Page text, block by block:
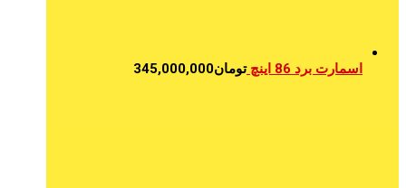
اسمارت برد 86 اینچ تومان345,000,000